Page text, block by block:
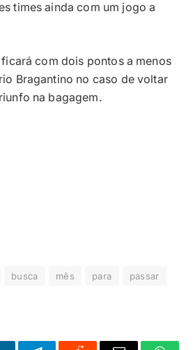
times ainda com um jogo a
com dois pontos a menos
Bragantino no caso de voltar
na bagagem.
busca mês para
passar